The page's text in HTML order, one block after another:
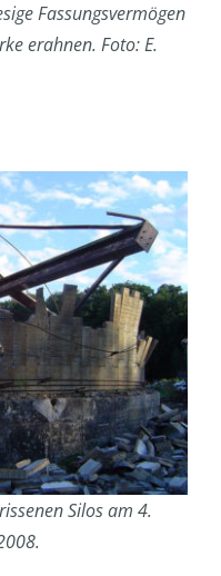
Fassungsvermögen
erahnen. Foto: E.
Silos am 4.